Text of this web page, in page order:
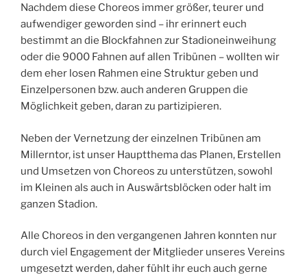
Nachdem diese Choreos immer größer, teurer und
aufwendiger geworden sind – ihr erinnert euch
bestimmt an die Blockfahnen zur Stadioneinweihung
oder die 9000 Fahnen auf allen Tribünen – wollten wir
dem eher losen Rahmen eine Struktur geben und
Einzelpersonen bzw. auch anderen Gruppen die
Möglichkeit geben, daran zu partizipieren.
Neben der Vernetzung der einzelnen Tribünen am
Millerntor, ist unser Hauptthema das Planen, Erstellen
und Umsetzen von Choreos zu unterstützen, sowohl
im Kleinen als auch in Auswärtsblöcken oder halt im
ganzen Stadion.
Alle Choreos in den vergangenen Jahren konnten nur
durch viel Engagement der Mitglieder unseres Vereins
umgesetzt werden, daher fühlt ihr euch auch gerne